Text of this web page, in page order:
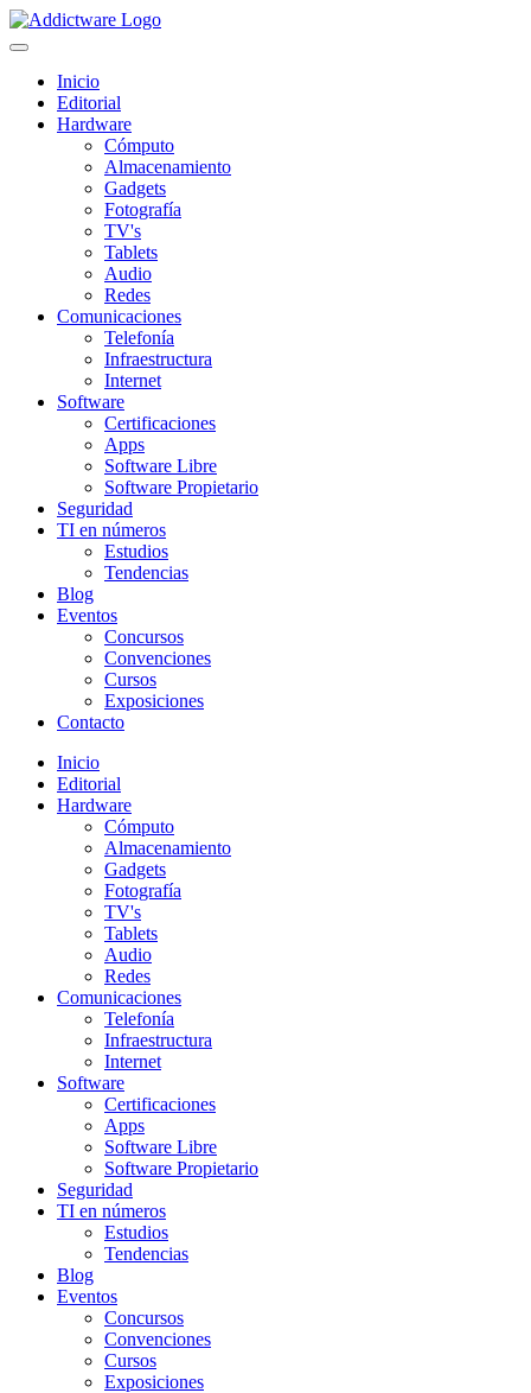
Inicio
Editorial
Hardware
Cómputo
Almacenamiento
Gadgets
Fotografía
TV's
Tablets
Audio
Redes
Comunicaciones
Telefonía
Infraestructura
Internet
Software
Certificaciones
Apps
Software Libre
Software Propietario
Seguridad
TI en números
Estudios
Tendencias
Blog
Eventos
Concursos
Convenciones
Cursos
Exposiciones
Contacto
Inicio
Editorial
Hardware
Cómputo
Almacenamiento
Gadgets
Fotografía
TV's
Tablets
Audio
Redes
Comunicaciones
Telefonía
Infraestructura
Internet
Software
Certificaciones
Apps
Software Libre
Software Propietario
Seguridad
TI en números
Estudios
Tendencias
Blog
Eventos
Concursos
Convenciones
Cursos
Exposiciones